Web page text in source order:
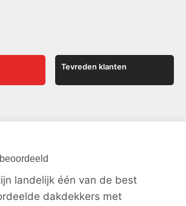
Tevreden klanten
landelijk één van de best
dakdekkers met